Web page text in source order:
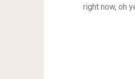
right now, oh